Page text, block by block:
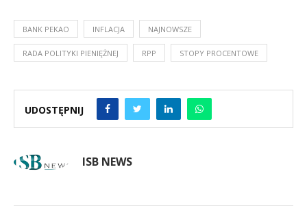
BANK PEKAO INFLACJA NAJNOWSZE
RADA POLITYKI PIENIĘŻNEJ RPP STOPY PROCENTOWE
UDOSTĘPNIJ
ISB NEWS